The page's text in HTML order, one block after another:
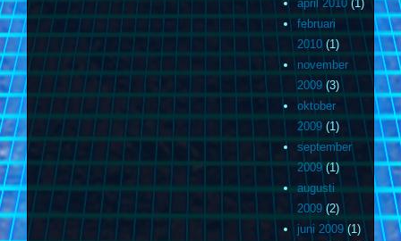
april 2010(1)
februari
2010(1)
november
2009(3)
oktober
2009(1)
september
2009(1)
augusti
2009(2)
juni 2009(1)